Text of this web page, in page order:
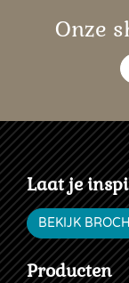
Onze
Laat je
BEKIJK
Producten